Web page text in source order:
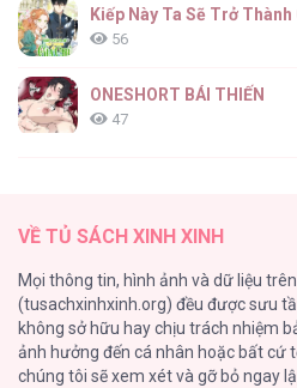
Kiếp Này Ta Sẽ Trở Thành
56
ONESHORT BÁI THIẾN
47
36
Tuyển Tập Manhwa Ngắn
34
VỀ TỦ SÁCH XINH XINH
Mọi thông tin, hình ảnh và dữ liệu
(tusachxinhxinh.org) đều được sưu
không sở hữu hay chịu trách nhiệm
ảnh hưởng đến cá nhân hoặc bất cứ
chúng tôi sẽ xem xét và gỡ bỏ ngay